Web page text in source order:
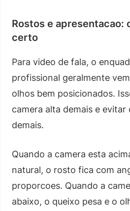
Rostos e apresentacao:
certo
Para video de fala, o
profissional geralmente
olhos bem posicionados.
camera alta demais e evitar
demais.
Quando a camera esta
natural, o rosto fica com
proporcoes. Quando a
abaixo, o queixo pesa e o